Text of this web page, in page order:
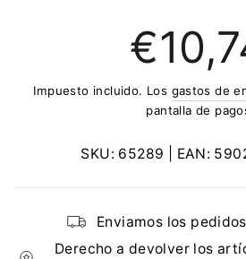
regular
Impuesto incluido. Los gastos de
pantalla de
SKU: 65289 | EAN:
Enviamos los
Derecho a devolver los